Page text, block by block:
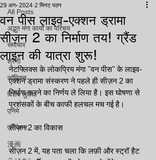
All Posts
अद्भुत मंगा कार्यों का परिचय
समाचार
श्रेणी
कॉमिक्स
विशेष सुविधा
एनिमे
एनिमेशन
漫画
वन पीस लाइव-एक्शन ड्रामा
सीज़न 2 का निर्माण तय! ग्रैंड
लाइन की यात्रा शुरू!
29 अग॰ 2024 2 मिनट पठन
नेटफ्लिक्स के लोकप्रिय मंगा "वन पीस" के लाइव-
एक्शन ड्रामा संस्करण ने पहले ही सीज़न 2 का
निर्माण करने का निर्णय ले लिया है। इस घोषणा से
प्रशंसकों के बीच काफी हलचल मच गई है।
सीज़न 2 का विकास
सीज़न 2 में, यह पता चला कि लफ़ी और स्ट्रॉ हैट